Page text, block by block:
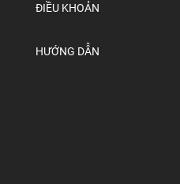
ĐIỀU KHOẢN
HƯỚNG DẪN